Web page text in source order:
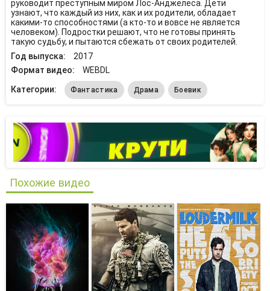
руководит преступным миром Лос-Анджелеса. Дети
узнают, что каждый из них, как и их родители, обладает
какими-то способностями (а кто-то и вовсе не является
человеком). Подростки решают, что не готовы принять
такую судьбу, и пытаются сбежать от своих родителей.
Год выпуска:
2017
Формат видео:
WEBDL
Категории:
Фантастика Драма Боевик
Похожие видео